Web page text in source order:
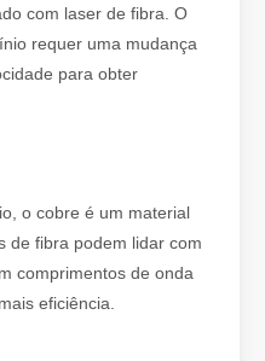
com laser de fibra. O
requer uma mudança
para obter
o cobre é um material
de fibra podem lidar com
comprimentos de onda
eficiência.